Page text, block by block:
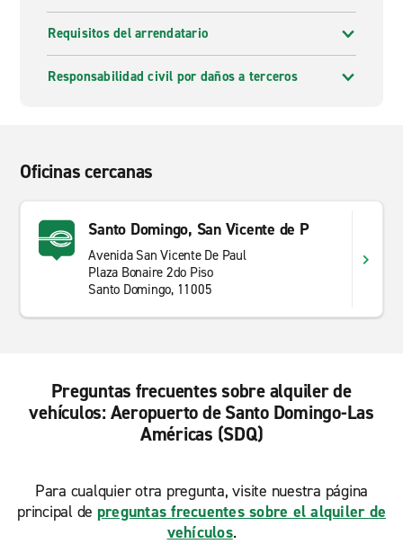
Requisitos del arrendatario
Responsabilidad civil por daños a terceros
Oficinas cercanas
Santo Domingo, San Vicente de P
Avenida San Vicente De Paul
Plaza Bonaire 2do Piso
Santo Domingo, 11005
Preguntas frecuentes sobre alquiler de
vehículos: Aeropuerto de Santo Domingo-Las
Américas (SDQ)
Para cualquier otra pregunta, visite nuestra página
principal de preguntas frecuentes sobre el alquiler de
vehículos.